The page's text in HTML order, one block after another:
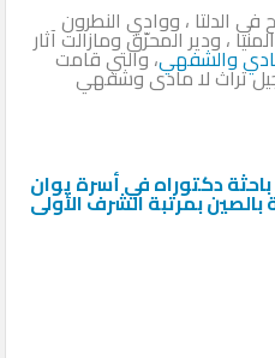
الدلتا ، ووادي النطرون
، ودير المحرّق ومازالت آثار
والشفهي، والتي قامت
تراث لا مادى وشفهي
دكتوراه في أسرة يوان
بالصين بمرتبة الشرف الأولى